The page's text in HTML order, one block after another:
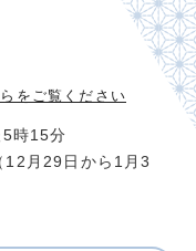
をご覧ください
時15分
月29日から1月3